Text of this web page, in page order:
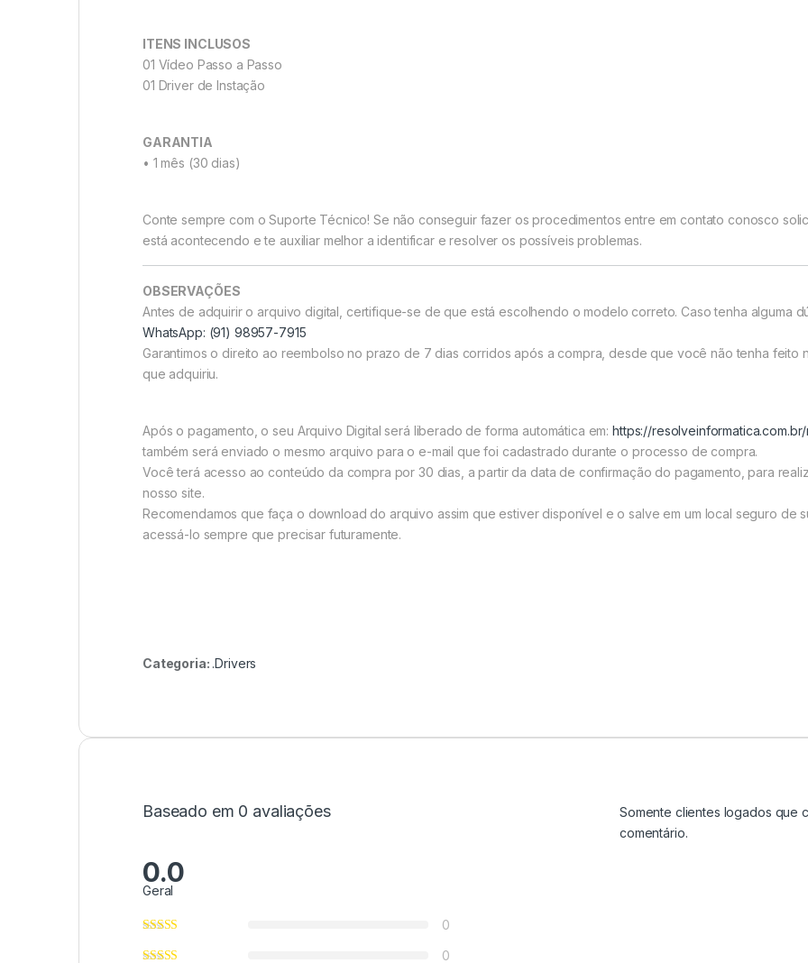
ITENS INCLUSOS
01 Vídeo Passo a Passo
01 Driver de Instação
GARANTIA
• 1 mês (30 dias)
Conte sempre com o Suporte Técnico! Se não conseguir fazer os procedimentos entre em contato conosco
está acontecendo e te auxiliar melhor a identificar e resolver os possíveis problemas.
OBSERVAÇÕES
Antes de adquirir o arquivo digital, certifique-se de que está escolhendo o modelo correto. Caso tenha alguma
WhatsApp: (91) 98957-7915
Garantimos o direito ao reembolso no prazo de 7 dias corridos após a compra, desde que você não tenha
que adquiriu.
Após o pagamento, o seu Arquivo Digital será liberado de forma automática em:https://
também será enviado o mesmo arquivo para o e-mail que foi cadastrado durante o processo de compra.
Você terá acesso ao conteúdo da compra por 30 dias, a partir da data de confirmação do pagamento, para
nosso site.
Recomendamos que faça o download do arquivo assim que estiver disponível e o salve em um local seguro de
acessá-lo sempre que precisar futuramente.
Categoria: .Drivers
Baseado em 0 avaliações
0.0
Geral
0
0
Somente clientes logados que
comentário.